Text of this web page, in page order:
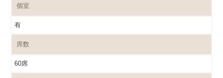
個室
有
席数
60席